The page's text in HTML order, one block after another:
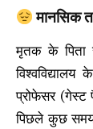
मानसिक
मृतक के पिता
प्रोफेसर
पिछले कुछ